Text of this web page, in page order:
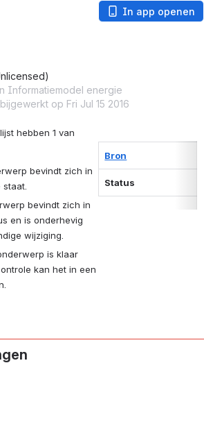
In app openen
Informatiemodel energie
op Fri Jul 15 2016
hebben 1 van
bevindt zich in
bevindt zich in
en is onderhevig
wijziging.
is klaar
kan het in een
Bron
Status